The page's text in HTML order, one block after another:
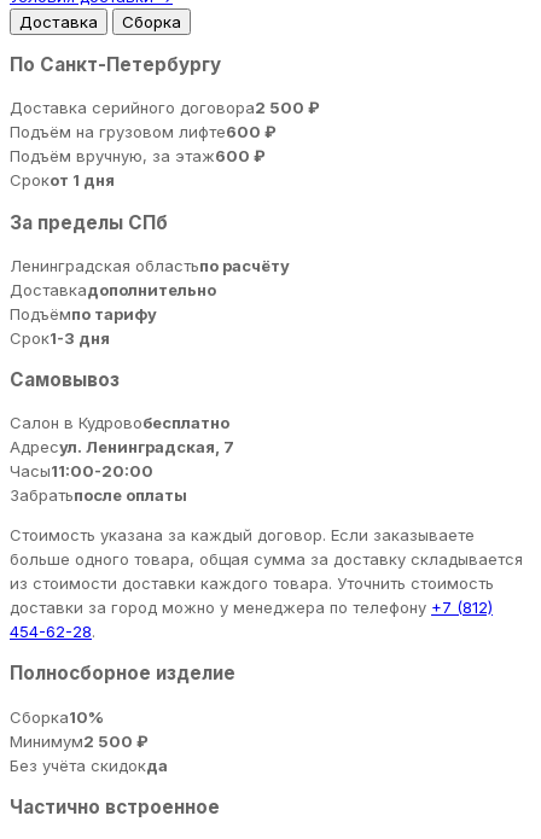
Доставка
Сборка
По Санкт-Петербургу
Доставка серийного договора2 500 ₽
Подъём на грузовом лифте600 ₽
Подъём вручную, за этаж600 ₽
Срокот 1 дня
За пределы СПб
Ленинградская областьпо расчёту
Доставкадополнительно
Подъёмпо тарифу
Срок1-3 дня
Самовывоз
Салон в Кудровобесплатно
Адресул. Ленинградская, 7
Часы11:00-20:00
Забратьпосле оплаты
Стоимость указана за каждый договор. Если заказываете
больше одного товара, общая сумма за доставку складывается
из стоимости доставки каждого товара. Уточнить стоимость
доставки за город можно у менеджера по телефону +7 (812)
454-62-28.
Полносборное изделие
Сборка10%
Минимум2 500 ₽
Без учёта скидокда
Частично встроенное